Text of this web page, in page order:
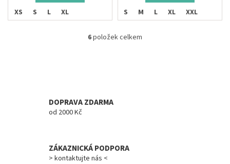
XS S L XL S M L XL XXL
O
k
6položek celkem
DOPRAVA ZDARMA
od 2000 Kč
ZÁKAZNICKÁ PODPORA
> kontaktujte nás <